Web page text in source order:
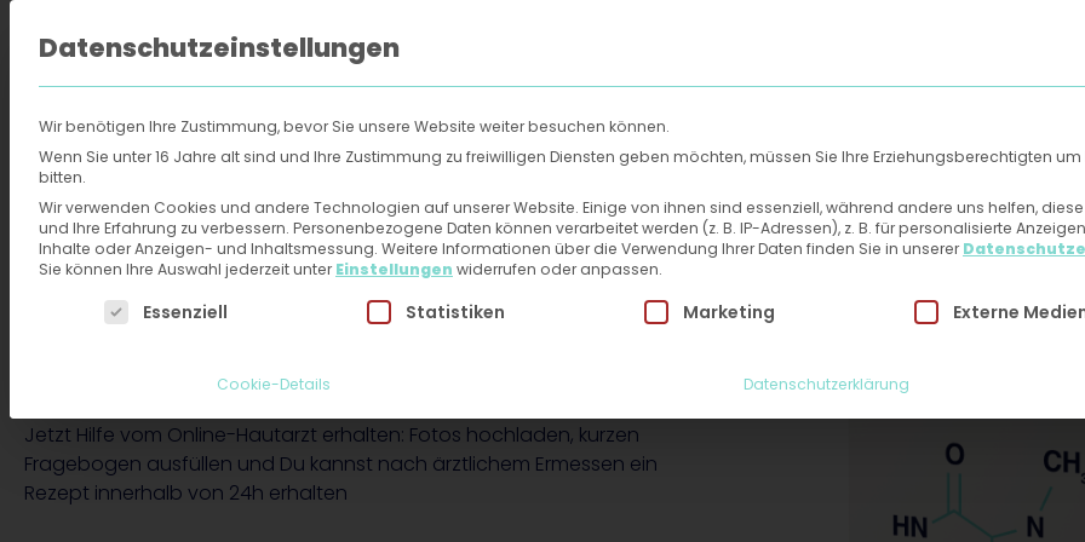
Online-Hautarzt› Rezepte Aldara
Aldara: Rezept vom
Online-Hautarzt in
Minuten anfragen
Jetzt Hilfe vom Online-Hautarzt erhalten: Fotos hochladen, kurzen
Fragebogen ausfüllen und Du kannst nach ärztlichem Ermessen ein
Rezept innerhalb von 24h erhalten
Datenschutzeinstellungen
Wir benötigen Ihre Zustimmung, bevor Sie unsere Website weiter besuchen können.
Wenn Sie unter 16 Jahre alt sind und Ihre Zustimmung zu freiwilligen Diensten geben möchten, müssen Sie Ihre Erziehungsberechtigten um
bitten.
Wir verwenden Cookies und andere Technologien auf unserer Website. Einige von ihnen sind essenziell, während andere uns helfen,
und Ihre Erfahrung zu verbessern. Personenbezogene Daten können verarbeitet werden (z. B. IP-Adressen), z. B. für personalisierte
Inhalte oder Anzeigen- und Inhaltsmessung. Weitere Informationen über die Verwendung Ihrer Daten finden Sie in unserer
Sie können Ihre Auswahl jederzeit unterEinstellungen widerrufen oder anpassen.
Es folgt eine Liste der Service-Gruppen, für die eine Einwilligung erteilt werden kann. Die erste Service-
Essenziell Statistiken Marketing Externe
Cookie-Details Datenschutzerklärung